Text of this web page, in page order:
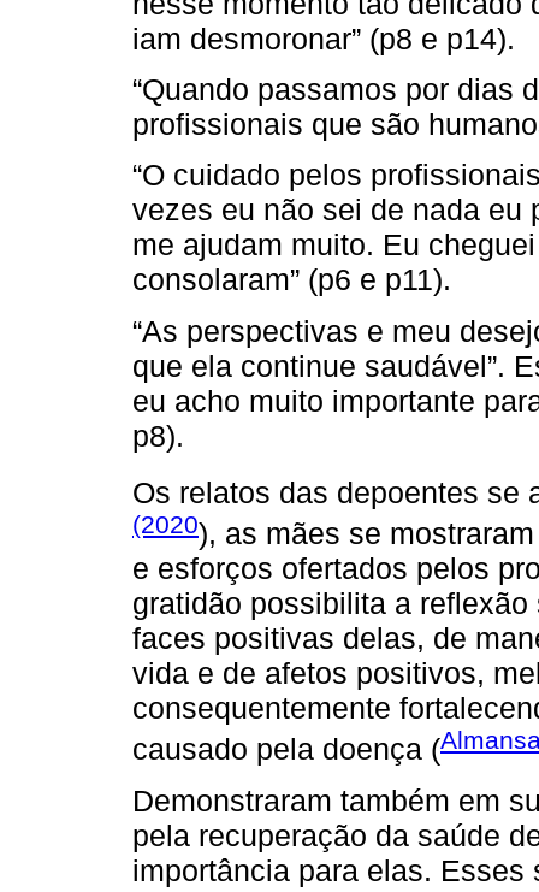
iam desmoronar” (p8 e p14).
“Quando passamos por dias
profissionais que são
“O cuidado pelos
vezes eu não sei de nada eu
me ajudam muito. Eu
consolaram” (p6 e p11).
“As perspectivas e meu
que ela continue saudável”.
eu acho muito importante
p8).
Os relatos das depoentes
(2020), as mães se
e esforços ofertados pelos
gratidão possibilita a
faces positivas delas, de
vida e de afetos positivos,
consequentemente
causado pela doença (
Demonstraram também em
pela recuperação da saúde
importância para elas.